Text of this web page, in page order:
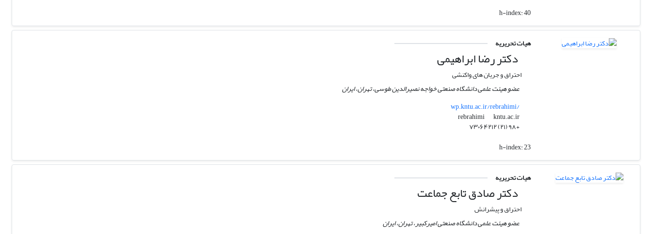
h-index:40
هیات تحریریه
دکتر رضا ابراهیمی
احتراق و جریان های واکنشی
عضو هیئت علمی دانشگاه صنعتی خواجه نصیرالدین طوسی، تهران، ایران
wp.kntu.ac.ir/rebrahimi/
rebrahimi
kntu.ac.ir
+۹۸ (۲۱) ۷۳۰۶۴۲۱۲
h-index:23
هیات تحریریه
دکتر صادق تابع جماعت
احتراق و پیشرانش
عضو هیئت علمی دانشگاه صنعتی امیرکبیر، تهران، ایران